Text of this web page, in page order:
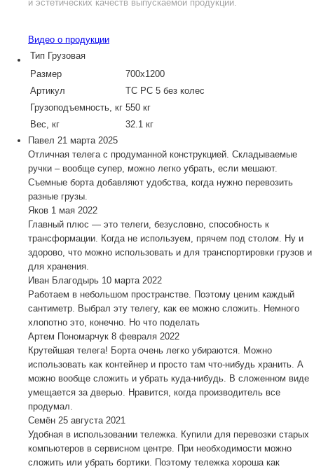
и эстетических качеств выпускаемой продукции.
Видео о продукции
Тип Грузовая
Размер
700х1200
Артикул
ТС РС 5 без колес
Грузоподъемность, кг 550 кг
Вес, кг
32.1 кг
Павел 21 марта 2025
Отличная телега с продуманной конструкцией. Складываемые
ручки – вообще супер, можно легко убрать, если мешают.
Съемные борта добавляют удобства, когда нужно перевозить
разные грузы.
Яков 1 мая 2022
Главный плюс — это телеги, безусловно, способность к
трансформации. Когда не используем, прячем под столом. Ну и
здорово, что можно использовать и для транспортировки грузов и
для хранения.
Иван Благодырь 10 марта 2022
Работаем в небольшом пространстве. Поэтому ценим каждый
сантиметр. Выбрал эту телегу, как ее можно сложить. Немного
хлопотно это, конечно. Но что поделать
Артем Пономарчук 8 февраля 2022
Крутейшая телега! Борта очень легко убираются. Можно
использовать как контейнер и просто там что-нибудь хранить. А
можно вообще сложить и убрать куда-нибудь. В сложенном виде
умещается за дверью. Нравится, когда производитель все
продумал.
Семён 25 августа 2021
Удобная в использовании тележка. Купили для перевозки старых
компьютеров в сервисном центре. При необходимости можно
сложить или убрать бортики. Поэтому тележка хороша как